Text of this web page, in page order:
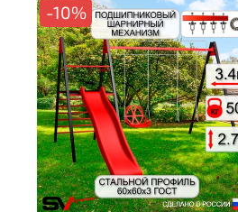
-10%